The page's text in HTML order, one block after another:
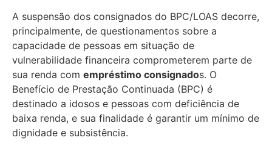
A suspensão dos consignados do BPC/LOAS decorre,
principalmente, de questionamentos sobre a
capacidade de pessoas em situação de
vulnerabilidade financeira comprometerem parte de
sua renda com empréstimo consignados. O
Benefício de Prestação Continuada (BPC) é
destinado a idosos e pessoas com deficiência de
baixa renda, e sua finalidade é garantir um mínimo de
dignidade e subsistência.